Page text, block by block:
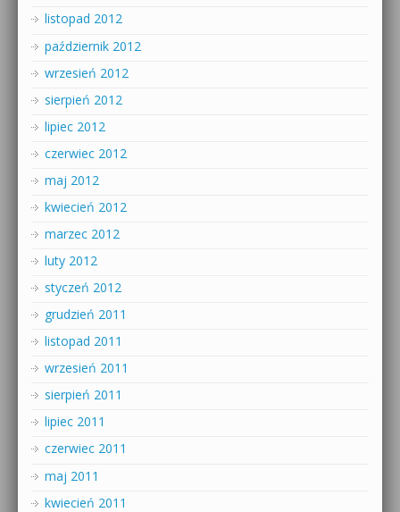
listopad 2012
październik 2012
wrzesień 2012
sierpień 2012
lipiec 2012
czerwiec 2012
maj 2012
kwiecień 2012
marzec 2012
luty 2012
styczeń 2012
grudzień 2011
listopad 2011
wrzesień 2011
sierpień 2011
lipiec 2011
czerwiec 2011
maj 2011
kwiecień 2011